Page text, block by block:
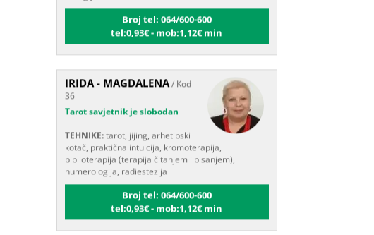
tel:0,93€ - mob:1,12€ min
/ Kod
36
Tarot savjetnik je slobodan
TEHNIKE:tarot, jijing, arhetipski
kotač, praktična intuicija, kromoterapija,
biblioterapija (terapija čitanjem i pisanjem),
numerologija, radiestezija
Broj tel: 064/600-600
tel:0,93€ - mob:1,12€ min